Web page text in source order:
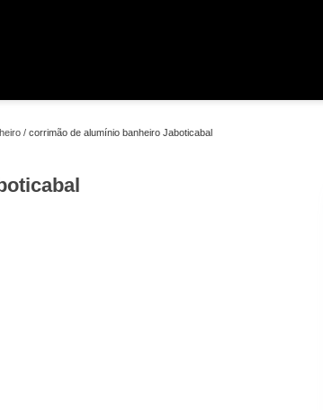
corrimão de alumínio banheiro Jaboticabal